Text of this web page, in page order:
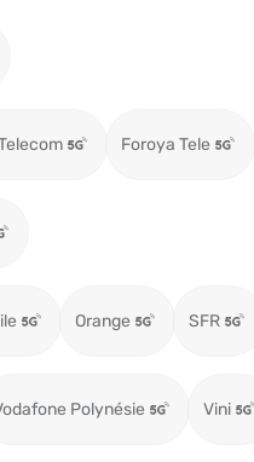
Foroya Tele
Orange SFR
Polynésie Vini